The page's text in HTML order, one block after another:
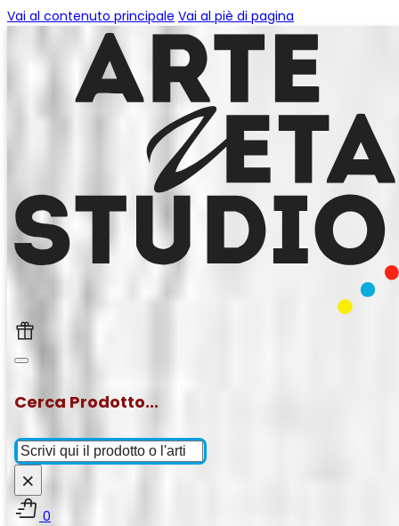
Vai al contenuto principale Vai al piè di pagina
Cerca Prodotto...
Cerca
×
0